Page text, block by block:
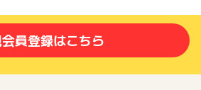
員登録はこちら